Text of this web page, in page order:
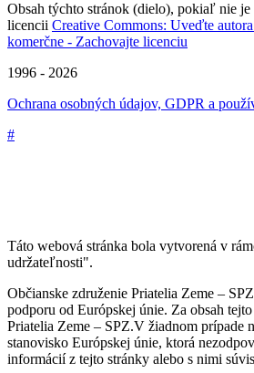
Obsah týchto stránok (dielo), pokiaľ nie je
licencii Creative Commons: Uveďte
komerčne - Zachovajte licenciu
1996 - 2026
Ochrana osobných údajov, GDPR a
#
Táto webová stránka bola vytvorená v
udržateľnosti".
Občianske združenie Priatelia Zeme –
podporu od Európskej únie. Za obsah
Priatelia Zeme – SPZ.V žiadnom prípade
stanovisko Európskej únie, ktorá
informácií z tejto stránky alebo s nimi